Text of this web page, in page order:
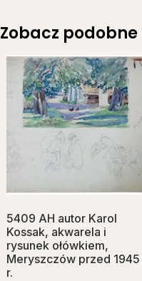
Zobacz
5409 AH autor Karol
Kossak, akwarela i
rysunek ołówkiem,
Meryszczów przed 1945
r.